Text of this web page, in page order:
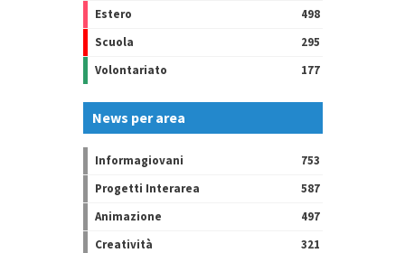
Estero
498
Scuola
295
Volontariato
177
News per area
Informagiovani
753
Progetti Interarea
587
Animazione
497
Creatività
321